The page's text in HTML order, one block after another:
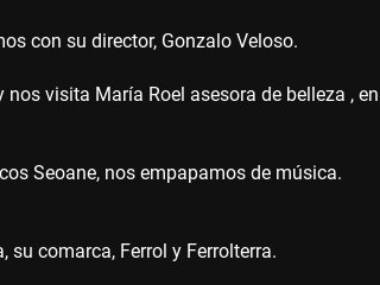
con su director, Gonzalo Veloso.
visita María Roel asesora de belleza , en
Seoane, nos empapamos de música.
comarca, Ferrol y Ferrolterra.